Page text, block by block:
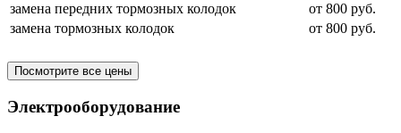
замена передних тормозных колодок
от 800 руб.
замена тормозных колодок
от 800 руб.
Посмотрите все цены
Электрооборудование